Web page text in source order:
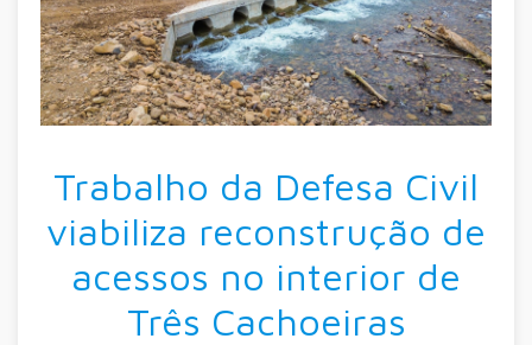
Trabalho da Defesa Civil
viabiliza reconstrução de
acessos no interior de
Três Cachoeiras